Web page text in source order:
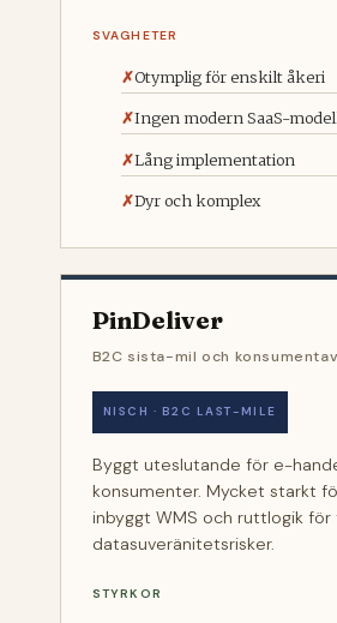
SVAGHETER
Otymplig för enskilt åkeri
Ingen modern SaaS-
Lång implementation
Dyr och komplex
PinDeliver
B2C sista-mil och
NISCH · B2C LAST-MILE
Byggt uteslutande för e-
konsumenter. Mycket starkt
inbyggt WMS och rutt­logik för
datasuveränitetsrisker.
STYRKOR